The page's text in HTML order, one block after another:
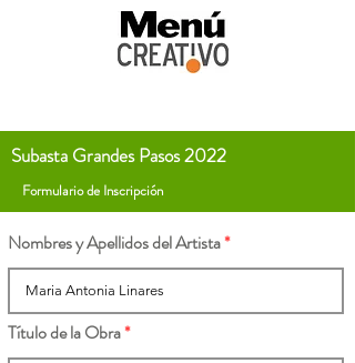
Subasta Grandes Pasos 2022
Formulario de Inscripción
Nombres y Apellidos del Artista
Título de la Obra